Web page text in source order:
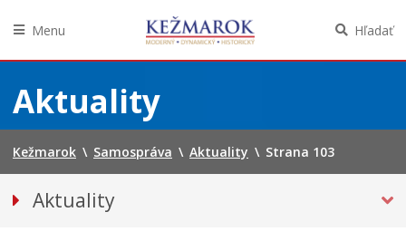
obsah
Menu Hľadať
Aktuality
Kežmarok \ Samospráva \ Aktuality \ Strana 103
Aktuality